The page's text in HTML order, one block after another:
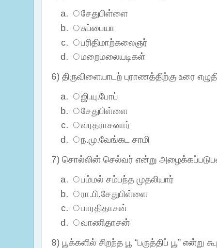
சேதுபிள்ளை
சுப்பையா
பரிதிமாற்கலைஞர்
மறைமலையடிகள்
6) திருவிளையாடற் புராணத்திற்கு உரை
ஜி.யு.போப்
சேதுபிள்ளை
வரதராசனார்
ந.மு.வேங்கட சாமி
7) சொல்லின் செல்வர் என்று
பம்மல் சம்பந்த முதலியார்
ரா.பி.சேதுபிள்ளை
பாரதிதாசன்
வாணிதாசன்
8) பூக்களில் சிறந்த பூ “பருத்திப் பூ” என்று